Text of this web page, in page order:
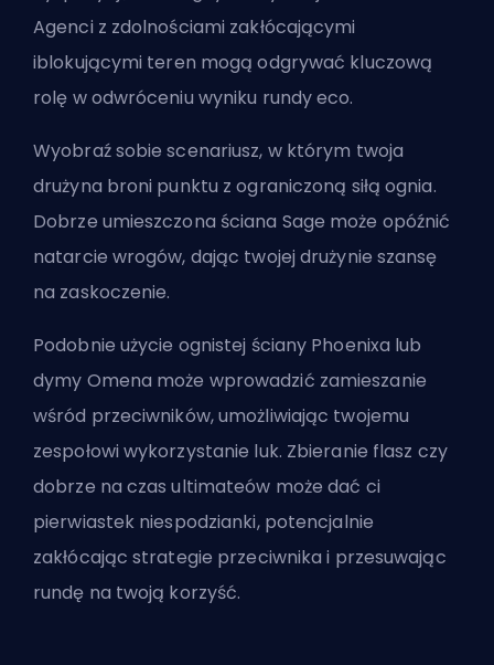
Agenci z zdolnościami zakłócającymi
iblokującymi teren mogą odgrywać kluczową
rolę w odwróceniu wyniku rundy eco.
Wyobraź sobie scenariusz, w którym twoja
drużyna broni punktu z ograniczoną siłą ognia.
Dobrze umieszczona ściana Sage może opóźnić
natarcie wrogów, dając twojej drużynie szansę
na zaskoczenie.
Podobnie użycie ognistej ściany Phoenixa lub
dymy Omena może wprowadzić zamieszanie
wśród przeciwników, umożliwiając twojemu
zespołowi wykorzystanie luk. Zbieranie flasz czy
dobrze na czas ultimateów może dać ci
pierwiastek niespodzianki, potencjalnie
zakłócając strategie przeciwnika i przesuwając
rundę na twoją korzyść.